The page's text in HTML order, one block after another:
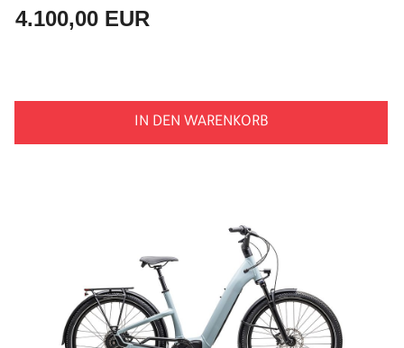
4.100,00 EUR
IN DEN WARENKORB